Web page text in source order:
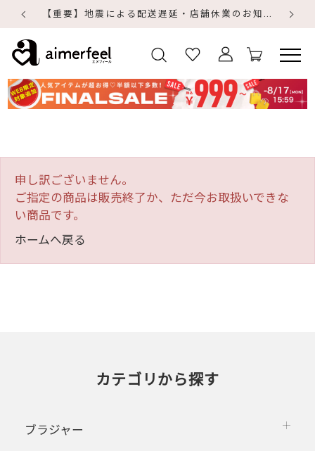
【重要】地震による配送遅延・店舗休業のお知らせ
申し訳ございません。
ご指定の商品は販売終了か、ただ今お取扱いできな
い商品です。
ホームへ戻る
カテゴリから探す
ブラジャー